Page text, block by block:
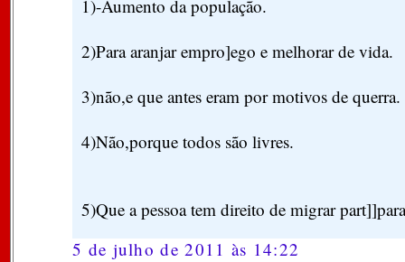
1)-Aumento da população.
2)Para aranjar empro]ego e melhorar de vida.
3)não,e que antes eram por motivos de querra.
4)Não,porque todos são livres.
5)Que a pessoa tem direito de migrar
5 de julho de 2011 às 14:22